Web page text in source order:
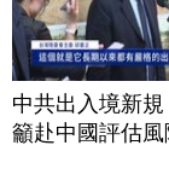
中共出入境新
籲赴中國評估風